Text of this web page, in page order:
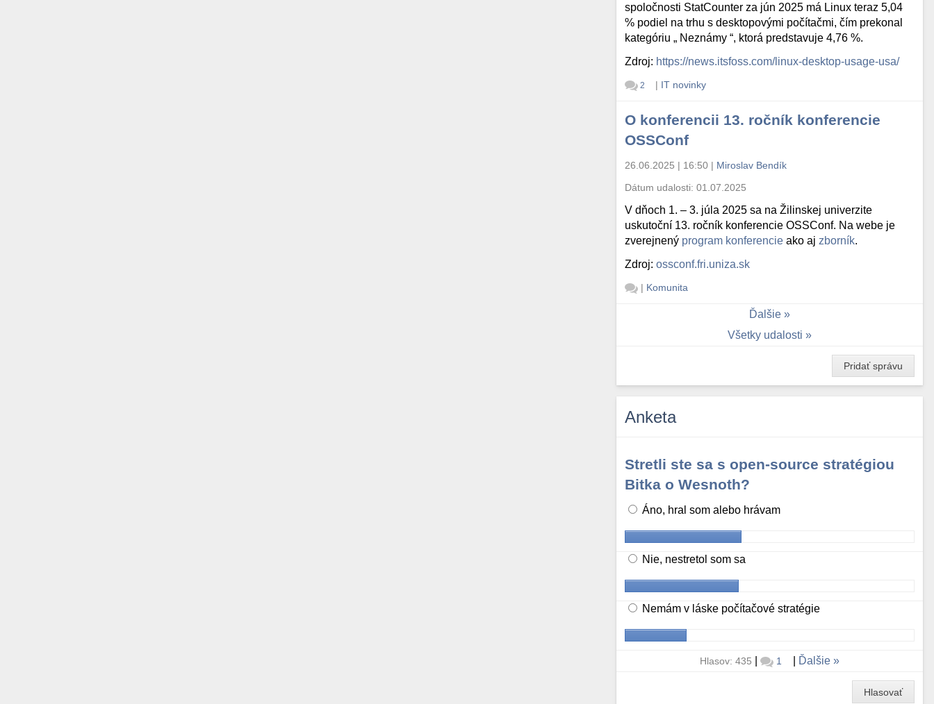
spoločnosti StatCounter za jún 2025 má Linux teraz 5,04
% podiel na trhu s desktopovými počítačmi, čím prekonal
kategóriu „ Neznámy “, ktorá predstavuje 4,76 %.
Zdroj: https://news.itsfoss.com/linux-desktop-usage-usa/
2 | IT novinky
O konferencii 13. ročník konferencie
OSSConf
26.06.2025 | 16:50 | Miroslav Bendík
Dátum udalosti:01.07.2025
V dňoch 1. – 3. júla 2025 sa na Žilinskej univerzite
uskutoční 13. ročník konferencie OSSConf. Na webe je
zverejnený program konferencie ako aj zborník.
Zdroj:ossconf.fri.uniza.sk
| Komunita
Ďalšie
Všetky udalosti
Pridať správu
Anketa
Stretli ste sa s open-source stratégiou
Bitka o Wesnoth?
Áno, hral som alebo hrávam
Nie, nestretol som sa
Nemám v láske počítačové stratégie
Hlasov: 435 | 1 Ďalšie
Hlasovať